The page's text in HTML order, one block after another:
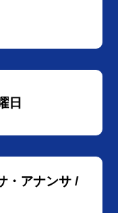
日
・アナンサ /